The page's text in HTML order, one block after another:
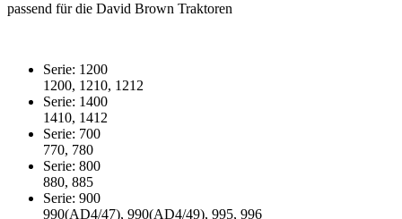
passend für die David Brown Traktoren
Serie: 1200
1200, 1210, 1212
Serie: 1400
1410, 1412
Serie: 700
770, 780
Serie: 800
880, 885
Serie: 900
990(AD4/47), 990(AD4/49), 995, 996